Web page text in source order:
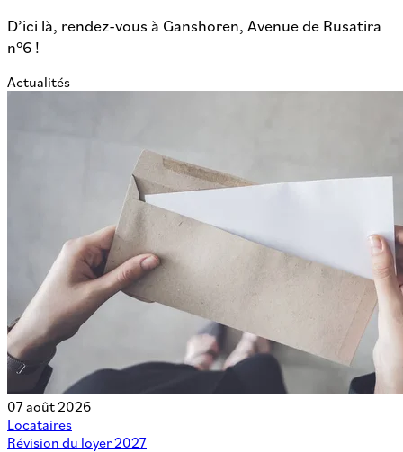
D’ici là, rendez-vous à Ganshoren, Avenue de Rusatira
n°6 !
Actualités
07 août 2026
Locataires
Révision du loyer 2027